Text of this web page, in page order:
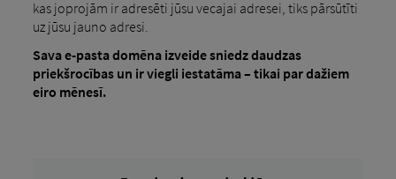
kas joprojām ir adresēti jūsu vecajai adresei, tiks pārsūtīti
uz jūsu jauno adresi.
Sava e-pasta domēna izveide sniedz daudzas
priekšrocības un ir viegli iestatāma – tikai par dažiem
eiro mēnesī.